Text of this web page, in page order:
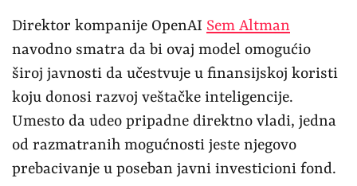
Direktor kompanije OpenAI Sem Altman
navodno smatra da bi ovaj model omogućio
široj javnosti da učestvuje u finansijskoj koristi
koju donosi razvoj veštačke inteligencije.
Umesto da udeo pripadne direktno vladi, jedna
od razmatranih mogućnosti jeste njegovo
prebacivanje u poseban javni investicioni fond.